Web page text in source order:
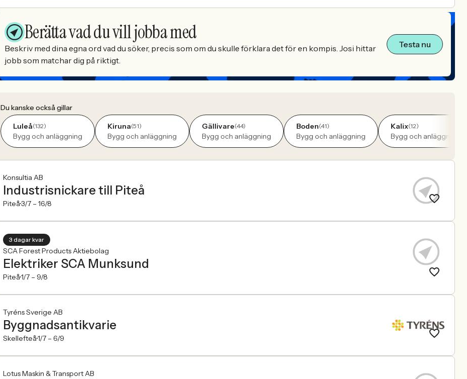
Berätta vad du vill jobba med
Beskriv med dina egna ord vad du söker, precis som om du skulle förklara det för en kompis. Josi hittar
jobb som matchar dig på riktigt.
Testa nu
Du kanske också gillar
Luleå(132)
Bygg och anläggning
Kiruna(51)
Bygg och anläggning
Gällivare(44)
Bygg och anläggning
Boden(41)
Bygg och anläggning
Kalix(12)
Bygg och anläggning
Konsultia AB
Industrisnickare till Piteå
Piteå3/7 – 16/8
3 dagar kvar
SCA Forest Products Aktiebolag
Elektriker SCA Munksund
Piteå1/7 – 9/8
Tyréns Sverige AB
Byggnadsantikvarie
Skellefteå1/7 – 6/9
Lotus Maskin & Transport AB